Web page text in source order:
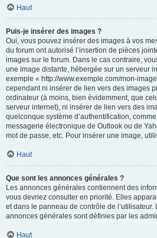
Haut
Puis-je insérer des images ?
Oui, vous pouvez insérer des images à vos
du forum ont autorisé l’insertion de pièces
images sur le forum. Dans le cas contraire,
une image distante, hébergée sur un serveur
exemple « http://www.exemple.com/mon-
cependant ni insérer de lien vers des images
ordinateur (à moins, bien évidemment, que
serveur internet), ni insérer de lien vers des
quelconque système d’authentification,
messagerie électronique de Outlook ou de
mot de passe, etc. Pour insérer une image,
Haut
Que sont les annonces générales ?
Les annonces générales contiennent des
vous devriez consulter en priorité. Elles
et dans le panneau de contrôle de
annonces générales sont définies par les
Haut